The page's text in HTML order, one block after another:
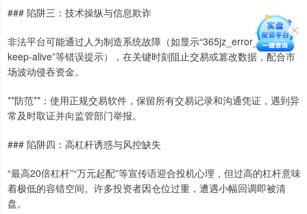
### 陷阱三：技术操纵与信息欺诈
非法平台可能通过人为制造系统故障（如显示“365jz_error_msg::
keep-alive”等错误提示），在关键时刻阻止交易或篡改数据，配合市
场波动侵吞资金。
**防范**：使用正规交易软件，保留所有交易记录和沟通凭证，遇到异
常及时取证并向监管部门举报。
### 陷阱四：高杠杆诱惑与风控缺失
“最高20倍杠杆”“万元起配”等宣传语迎合投机心理，但过高的杠杆意味
着极低的容错空间。许多投资者因仓位过重，遭遇小幅回调即被清
盘。